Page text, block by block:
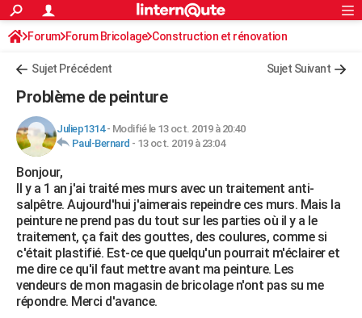
ACTUALITÉS
Politique
Société
Faits Divers
Education
Monde
Villes
+
FINANCE
Retraite
Impôts
Epargne
Immobilier
Risques naturels par ville
Banque
Assurance
Crédit
AUTO
Essais
Réserver un essai
Citadines
Berlines
SUV
Forum auto
+HIGH-TECH
Mobiles
Meilleur smartphone
Internet
Ordinateurs
Jeux vidéo
Guide high-tech
+BRICOLAGE
Forum
Aménagement intérieur
Extérieur
Cuisine
Salle de bains
Jardinage
Rangement
WEEK-END
Guides de France
Escapades
Patrimoine
Expositions
Musées
Week-end nature
LIFESTYLE
Art de vivre
Bien-être
Loisirs
ModeModes de vie
Rechercher
S'inscrire
Connexion
Forum Forum Bricolage Construction et rénovation
Peinture, Vernis, Tapissserie
Sujet Précédent Sujet Suivant
Problème de peinture
Juliep1314- Modifié le 13 oct. 2019 à 20:40
Paul-Bernard - 13 oct. 2019 à 23:04
Bonjour,
Il y a 1 an j'ai traité mes murs avec un traitement anti-
salpêtre. Aujourd'hui j'aimerais repeindre ces murs. Mais la
peinture ne prend pas du tout sur les parties où il y a le
traitement, ça fait des gouttes, des coulures, comme si
c'était plastifié. Est-ce que quelqu'un pourrait m'éclairer et
me dire ce qu'il faut mettre avant ma peinture. Les
vendeurs de mon magasin de bricolage n'ont pas su me
répondre. Merci d'avance.